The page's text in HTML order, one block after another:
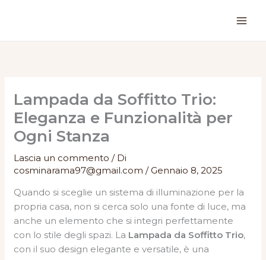
Lampada da Soffitto Trio:
Eleganza e Funzionalità per
Ogni Stanza
Lascia un commento / Di
cosminarama97@gmail.com/Gennaio 8, 2025
Quando si sceglie un sistema di illuminazione per la
propria casa, non si cerca solo una fonte di luce, ma
anche un elemento che si integri perfettamente
con lo stile degli spazi. La Lampada da Soffitto Trio,
con il suo design elegante e versatile, è una